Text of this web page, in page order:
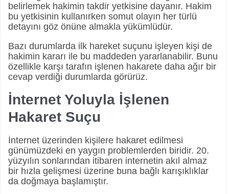
belirlemek hakimin takdir yetkisine dayanır. Hakim
bu yetkisinin kullanırken somut olayın her türlü
detayını göz önüne almakla yükümlüdür.
Bazı durumlarda ilk hareket suçunu işleyen kişi de
hakimin kararı ile bu maddeden yararlanabilir. Bunu
özellikle karşı tarafın işlenen hakarete daha ağır bir
cevap verdiği durumlarda görürüz.
İnternet Yoluyla İşlenen
Hakaret Suçu
İnternet üzerinden kişilere hakaret edilmesi
günümüzdeki en yaygın problemlerden biridir. 20.
yüzyılın sonlarından itibaren internetin akıl almaz
bir hızla gelişmesi üzerine buna bağlı karışıklıklar
da doğmaya başlamıştır.